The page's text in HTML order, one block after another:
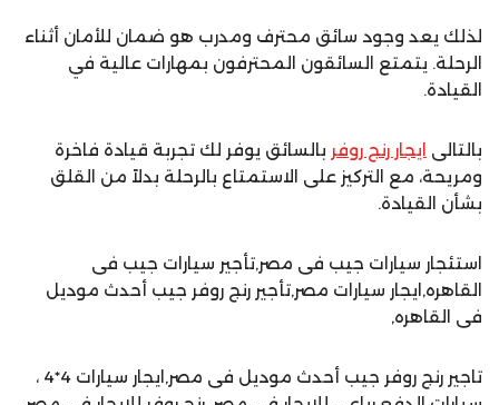
لذلك يعد وجود سائق محترف ومدرب هو ضمان للأمان أثناء
الرحلة. يتمتع السائقون المحترفون بمهارات عالية في
القيادة.
بالتالى ايجار رنج روفر بالسائق يوفر لك تجربة قيادة فاخرة
ومريحة، مع التركيز على الاستمتاع بالرحلة بدلاً من القلق
بشأن القيادة.
استئجار سيارات جيب فى مصر,تأجير سيارات جيب فى
القاهره,ايجار سيارات مصر,تأجير رنج روفر جيب أحدث موديل
فى القاهره,
تاجير رنج روفر جيب أحدث موديل فى مصر,ايجار سيارات 4*4 ،